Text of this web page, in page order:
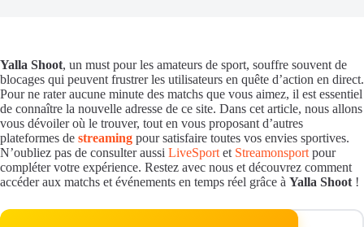
Yalla Shoot, un must pour les amateurs de sport, souffre souvent de
blocages qui peuvent frustrer les utilisateurs en quête d’action en direct.
Pour ne rater aucune minute des matchs que vous aimez, il est essentiel
de connaître la nouvelle adresse de ce site. Dans cet article, nous allons
vous dévoiler où le trouver, tout en vous proposant d’autres
plateformes de streaming pour satisfaire toutes vos envies sportives.
N’oubliez pas de consulter aussi LiveSport et Streamonsport pour
compléter votre expérience. Restez avec nous et découvrez comment
accéder aux matchs et événements en temps réel grâce à Yalla Shoot !